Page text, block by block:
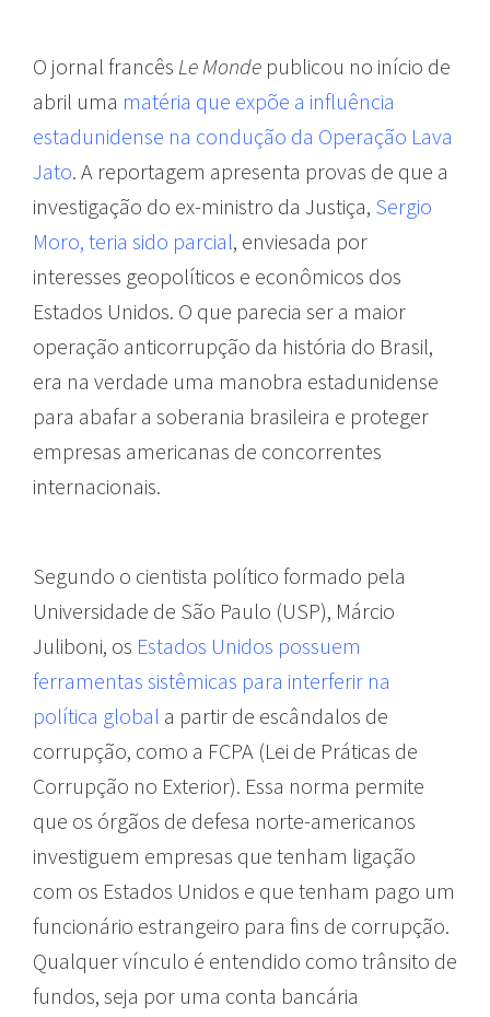
O jornal francês Le Monde publicou no início de
abril uma matéria que expõe a influência
estadunidense na condução da Operação Lava
Jato. A reportagem apresenta provas de que a
investigação do ex-ministro da Justiça, Sergio
Moro, teria sido parcial, enviesada por
interesses geopolíticos e econômicos dos
Estados Unidos. O que parecia ser a maior
operação anticorrupção da história do Brasil,
era na verdade uma manobra estadunidense
para abafar a soberania brasileira e proteger
empresas americanas de concorrentes
internacionais.
Segundo o cientista político formado pela
Universidade de São Paulo (USP), Márcio
Juliboni, os Estados Unidos possuem
ferramentas sistêmicas para interferir na
política global a partir de escândalos de
corrupção, como a FCPA (Lei de Práticas de
Corrupção no Exterior). Essa norma permite
que os órgãos de defesa norte-americanos
investiguem empresas que tenham ligação
com os Estados Unidos e que tenham pago um
funcionário estrangeiro para fins de corrupção.
Qualquer vínculo é entendido como trânsito de
fundos, seja por uma conta bancária